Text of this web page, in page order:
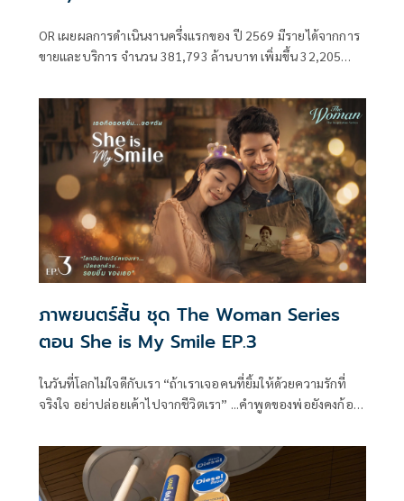
OR เผยผลการดำเนินงานครึ่งแรกของ ปี 2569 มีรายได้จากการ
ขายและบริการ จำนวน 381,793 ล้านบาท เพิ่มขึ้น 32,205
หน้า ย้ำเติบโตในทุกกลุ่มธุรกิจ และยังคงเดินหน้าขยายธุรกิจ EV
และธุรกิจ Lifestyle ท่ามกลางความผันผวน
ภาพยนตร์สั้น ชุด The Woman Series
ตอน She is My Smile EP.3
ในวันที่โลกไม่ใจดีกับเรา “ถ้าเราเจอคนที่ยิ้มให้ด้วยความรักที่
จริงใจ อย่าปล่อยเค้าไปจากชีวิตเรา” ...คำพูดของพ่อยังคงก้อง
“อัญญ่า” ด้วยความเข้าใจผิดที่ตัวเขาคิดไปเอง ความฝันทั้งหมด
ที่ทั้งคู่เคยก่อร่างสร้างมาเกือบถูกทำลายลงหมดสิ้น แต่แล้วด้วย
“รอยยิ้ม” ของใครบางคน ได้ช่วยนำทางให้ทั้งคู่มองเห็นหนทาง